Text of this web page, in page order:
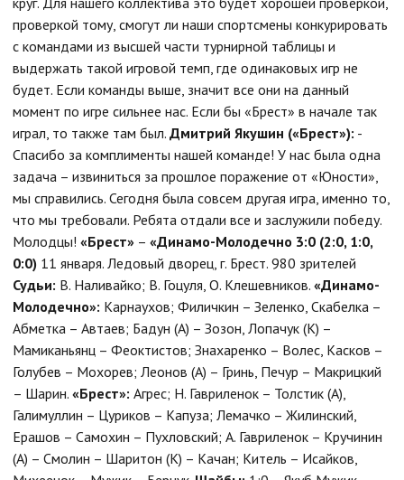
проверкой тому, смогут ли наши спортсмены конкурировать
с командами из высшей части турнирной таблицы и
выдержать такой игровой темп, где одинаковых игр не
будет. Если команды выше, значит все они на данный
момент по игре сильнее нас. Если бы «Брест» в начале так
играл, то также там был. Дмитрий Якушин («Брест»): -
Спасибо за комплименты нашей команде! У нас была одна
задача – извиниться за прошлое поражение от «Юности»,
мы справились. Сегодня была совсем другая игра, именно то,
что мы требовали. Ребята отдали все и заслужили победу.
Молодцы! «Брест» – «Динамо-Молодечно 3:0 (2:0, 1:0,
0:0) 11 января. Ледовый дворец, г. Брест. 980 зрителей
Судьи: В. Наливайко; В. Гоцуля, О. Клешевников. «Динамо-
Молодечно»: Карнаухов; Филичкин – Зеленко, Скабелка –
Абметка – Автаев; Бадун (А) – Зозон, Лопачук (К) –
Мамиканьянц – Феоктистов; Знахаренко – Волес, Касков –
Голубев – Мохорев; Леонов (А) – Гринь, Печур – Макрицкий
– Шарин. «Брест»: Агрес; Н. Гавриленок – Толстик (А),
Галимуллин – Цуриков – Капуза; Лемачко – Жилинский,
Ерашов – Самохин – Пухловский; А. Гавриленок – Кручинин
(А) – Смолин – Шаритон (К) – Качан; Китель – Исайков,